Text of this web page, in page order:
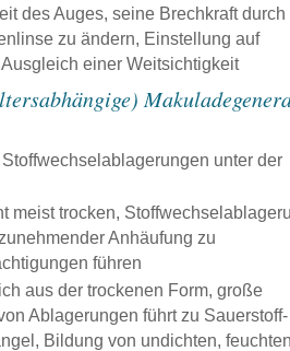
des Auges, seine Brechkraft durch
zu ändern, Einstellung auf
einer Weitsichtigkeit
unter der
meist trocken,
Anhäufung zu
führen
aus der trockenen Form, große
Ablagerungen führt zu
Bildung von undichten,